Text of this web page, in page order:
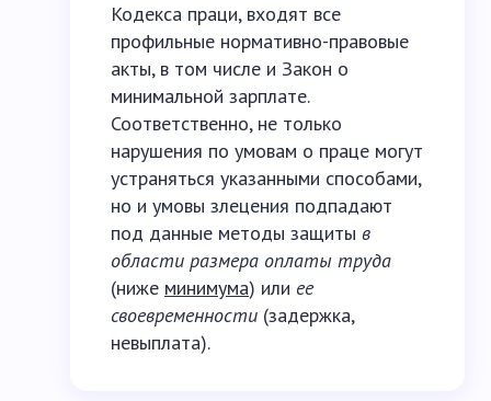
Кодекса праци, входят все
профильные нормативно-правовые
акты, в том числе и Закон о
минимальной зарплате.
Соответственно, не только
нарушения по умовам о праце могут
устраняться указанными способами,
но и умовы злецения подпадают
под данные методы защиты в
области размера оплаты труда
(ниже минимума) или ее
своевременности (задержка,
невыплата).